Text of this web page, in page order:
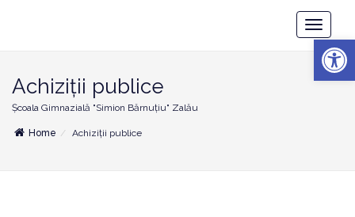
Toggle
Achiziții publice
Școala Gimnazială "Simion Bărnuțiu" Zalău
Home Achiziții publice